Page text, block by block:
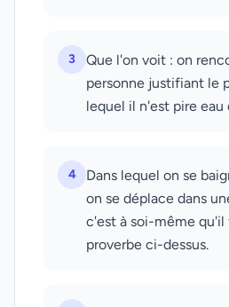
3
Que l'on voit : on
personne justifiant le
lequel il n'est pire eau
4
Dans lequel on se
on se déplace dans
c'est à soi-même
proverbe ci-dessus.